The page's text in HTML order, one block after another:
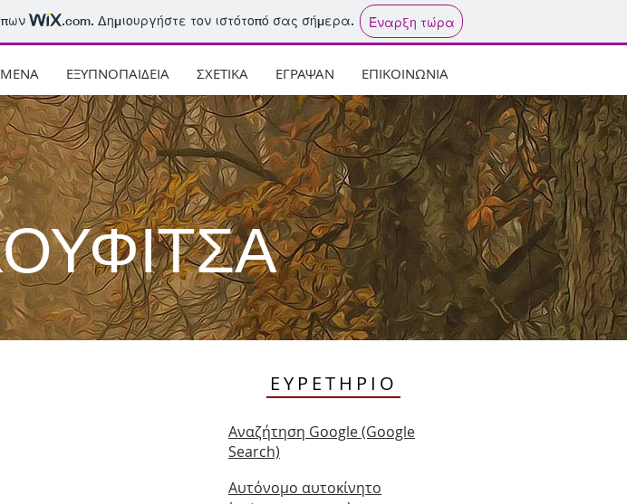
.com. Δημιουργήστε τον ιστότοπό σας σήμερα. Έναρξη τώρα
ΕΞΥΠΝΟΠΑΙΔΕΙΑ ΣΧΕΤΙΚΑ ΕΓΡΑΨΑΝ ΕΠΙΚΟΙΝΩΝΙΑ
ΕΥΡΕΤΗΡΙΟ
Αναζήτηση Google (Google
Search)
Αυτόνομο αυτοκίνητο